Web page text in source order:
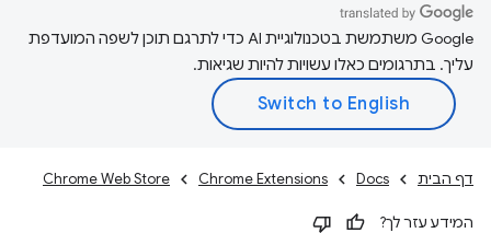
‫Google משתמשת בטכנולוגיית AI כדי לתרגם תוכן לשפה המועדפת
עליך. בתרגומים כאלו עשויות להיות שגיאות.
דף הבית Docs
Chrome Extensions
Chrome Web Store
המידע עזר לך?